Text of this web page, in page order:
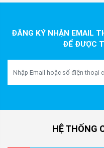
ĐĂNG KÝ NHẬN EMAIL
ĐỂ ĐƯỢC
HỆ THỐNG